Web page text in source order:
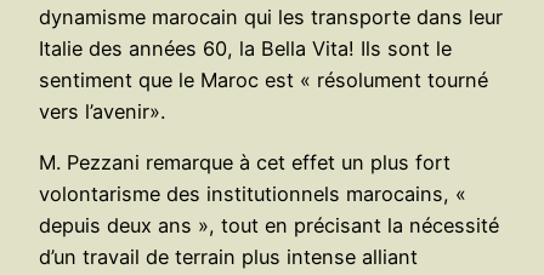
dynamisme marocain qui les transporte dans leur
Italie des années 60, la Bella Vita! Ils sont le
sentiment que le Maroc est « résolument tourné
vers l’avenir».
M. Pezzani remarque à cet effet un plus fort
volontarisme des institutionnels marocains, «
depuis deux ans », tout en précisant la nécessité
d’un travail de terrain plus intense alliant